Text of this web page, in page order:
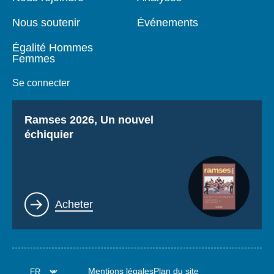
Nous soutenir
Égalité Hommes
Femmes
Se connecter
Événements
Titre
Ramses 2026, Un nouvel
échiquier
Lien
Acheter
Mentions légalesPlan du site